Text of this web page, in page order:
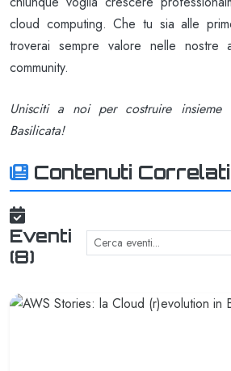
cloud computing. Che tu sia alle
troverai sempre valore nelle nostre
community.
Unisciti a noi per costruire
Basilicata!
Contenuti Correlati
Eventi
(8)